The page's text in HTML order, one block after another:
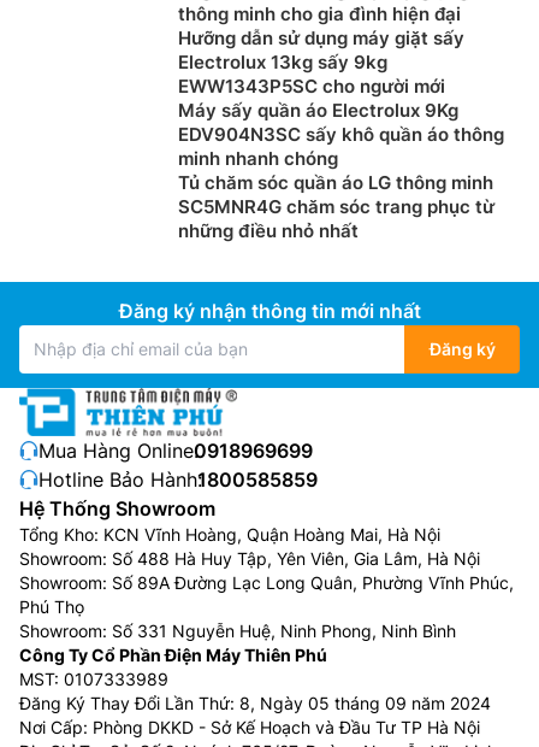
Bảng điều khiển thông minh AI Control
Bảng điều khiển AI tự động ghi nhớ, phân tích, đề xuất
chế độ giặt và cài đặt yêu thích dựa trên thói quen sử
dụng, mà không cần tùy chỉnh mỗi lần giặt. Màn hình
hiển thị quy trình giặt dễ hiểu, hướng dẫn thông minh
và kết nối với điện thoại qua ứng dụng SmartThings
điều khiển máy giặt mọi lúc mọi nơi.
thông minh cho gia đình hiện đại
Hưỡng dẫn sử dụng máy giặt sấy
Electrolux 13kg sấy 9kg
EWW1343P5SC cho người mới
Máy sấy quần áo Electrolux 9Kg
EDV904N3SC sấy khô quần áo thông
minh nhanh chóng
Tủ chăm sóc quần áo LG thông minh
SC5MNR4G chăm sóc trang phục từ
những điều nhỏ nhất
Đăng ký nhận thông tin mới nhất
Đăng ký
Mua Hàng Online:0918969699
Hotline Bảo Hành:1800585859
Hệ Thống Showroom
Tổng Kho: KCN Vĩnh Hoàng, Quận Hoàng Mai, Hà Nội
Showroom: Số 488 Hà Huy Tập, Yên Viên, Gia Lâm, Hà Nội
Showroom: Số 89A Đường Lạc Long Quân, Phường Vĩnh Phúc,
Phú Thọ
Showroom: Số 331 Nguyễn Huệ, Ninh Phong, Ninh Bình
Công Ty Cổ Phần Điện Máy Thiên Phú
MST: 0107333989
Đăng Ký Thay Đổi Lần Thứ: 8, Ngày 05 tháng 09 năm 2024
Nơi Cấp: Phòng DKKD - Sở Kế Hoạch và Đầu Tư TP Hà Nội